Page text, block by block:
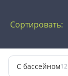
Сортировать:
С бассейном12